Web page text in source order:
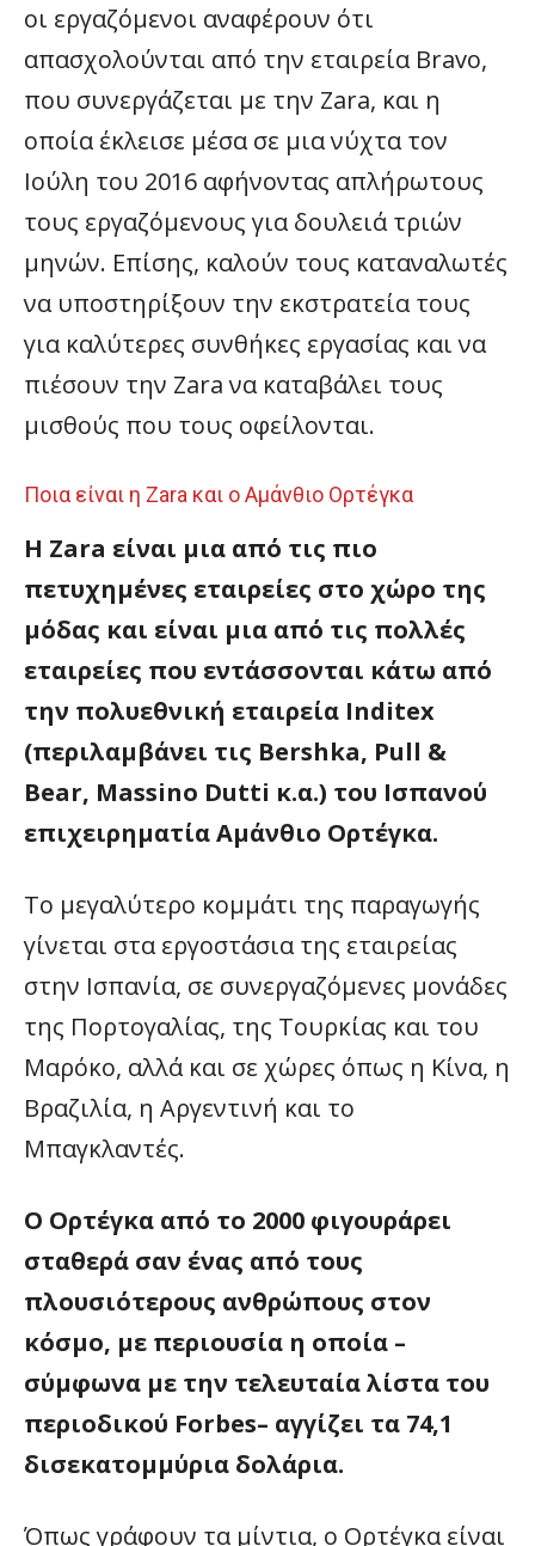
οι εργαζόμενοι αναφέρουν ότι
απασχολούνται από την εταιρεία Bravo,
που συνεργάζεται με την Zara, και η
οποία έκλεισε μέσα σε μια νύχτα τον
Ιούλη του 2016 αφήνοντας απλήρωτους
τους εργαζόμενους για δουλειά τριών
μηνών. Επίσης, καλούν τους καταναλωτές
να υποστηρίξουν την εκστρατεία τους
για καλύτερες συνθήκες εργασίας και να
πιέσουν την Zara να καταβάλει τους
μισθούς που τους οφείλονται.
Ποια είναι η Zara και ο Αμάνθιο Ορτέγκα
Η Zara είναι μια από τις πιο
πετυχημένες εταιρείες στο χώρο της
μόδας και είναι μια από τις πολλές
εταιρείες που εντάσσονται κάτω από
την πολυεθνική εταιρεία Inditex
(περιλαμβάνει τις Bershka, Pull &
Bear, Massino Dutti κ.α.) του Ισπανού
επιχειρηματία Αμάνθιο Ορτέγκα.
Το μεγαλύτερο κομμάτι της παραγωγής
γίνεται στα εργοστάσια της εταιρείας
στην Ισπανία, σε συνεργαζόμενες μονάδες
της Πορτογαλίας, της Τουρκίας και του
Μαρόκο, αλλά και σε χώρες όπως η Κίνα, η
Βραζιλία, η Αργεντινή και το
Μπαγκλαντές.
Ο Ορτέγκα από το 2000 φιγουράρει
σταθερά σαν ένας από τους
πλουσιότερους ανθρώπους στον
κόσμο, με περιουσία η οποία –
σύμφωνα με την τελευταία λίστα του
περιοδικού Forbes– αγγίζει τα 74,1
δισεκατομμύρια δολάρια.
Όπως γράφουν τα μίντια, ο Ορτέγκα είναι